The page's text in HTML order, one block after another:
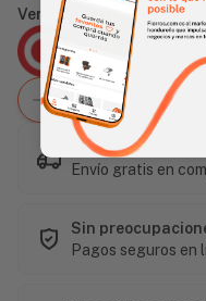
Vendido Por:
Agencia Global
2 días - Tiempo de
Este artículo es
Envío gratis en
Sin
Pagos seguros en